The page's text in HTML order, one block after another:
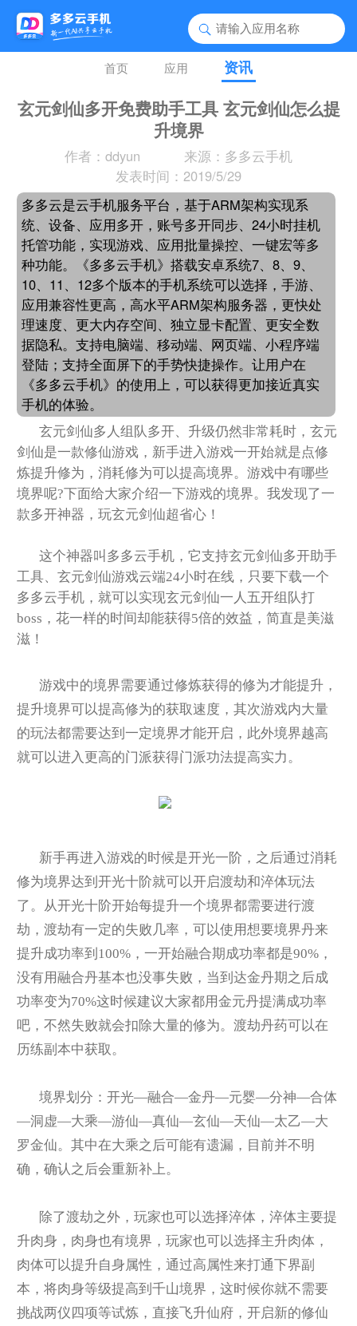
首页 应用 资讯
玄元剑仙多开免费助手工具 玄元剑仙怎么提
升境界
作者：ddyun
来源：多多云手机
发表时间：2019/5/29
多多云是云手机服务平台，基于ARM架构实现系
统、设备、应用多开，账号多开同步、24小时挂机
托管功能，实现游戏、应用批量操控、一键宏等多
种功能。《多多云手机》搭载安卓系统7、8、9、
10、11、12多个版本的手机系统可以选择，手游、
应用兼容性更高，高水平ARM架构服务器，更快处
理速度、更大内存空间、独立显卡配置、更安全数
据隐私。支持电脑端、移动端、网页端、小程序端
登陆；支持全面屏下的手势快捷操作。让用户在
《多多云手机》的使用上，可以获得更加接近真实
手机的体验。
玄元剑仙多人组队多开、升级仍然非常耗时，玄元
剑仙是一款修仙游戏，新手进入游戏一开始就是点修
炼提升修为，消耗修为可以提高境界。游戏中有哪些
境界呢?下面给大家介绍一下游戏的境界。我发现了一
款多开神器，玩玄元剑仙超省心！
这个神器叫多多云手机，它支持玄元剑仙多开助手
工具、玄元剑仙游戏云端24小时在线，只要下载一个
多多云手机，就可以实现玄元剑仙一人五开组队打
boss，花一样的时间却能获得5倍的效益，简直是美滋
滋！
游戏中的境界需要通过修炼获得的修为才能提升，
提升境界可以提高修为的获取速度，其次游戏内大量
的玩法都需要达到一定境界才能开启，此外境界越高
就可以进入更高的门派获得门派功法提高实力。
新手再进入游戏的时候是开光一阶，之后通过消耗
修为境界达到开光十阶就可以开启渡劫和淬体玩法
了。从开光十阶开始每提升一个境界都需要进行渡
劫，渡劫有一定的失败几率，可以使用想要境界丹来
提升成功率到100%，一开始融合期成功率都是90%，
没有用融合丹基本也没事失败，当到达金丹期之后成
功率变为70%这时候建议大家都用金元丹提满成功率
吧，不然失败就会扣除大量的修为。渡劫丹药可以在
历练副本中获取。
境界划分：开光—融合—金丹—元婴—分神—合体
—洞虚—大乘—游仙—真仙—玄仙—天仙—太乙—大
罗金仙。其中在大乘之后可能有遗漏，目前并不明
确，确认之后会重新补上。
除了渡劫之外，玩家也可以选择淬体，淬体主要提
升肉身，肉身也有境界，玩家也可以选择主升肉体，
肉体可以提升自身属性，通过高属性来打通下界副
本，将肉身等级提高到千山境界，这时候你就不需要
挑战两仪四项等试炼，直接飞升仙府，开启新的修仙